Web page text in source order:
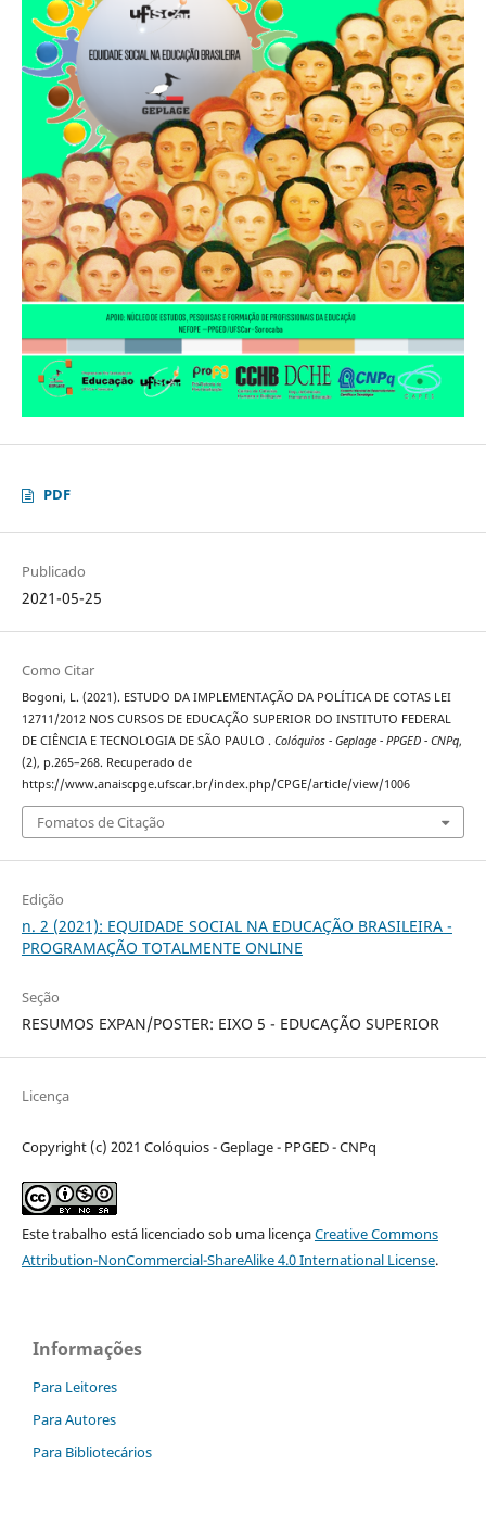
PDF
Publicado
2021-05-25
Como Citar
Bogoni, L. (2021). ESTUDO DA IMPLEMENTAÇÃO DA POLÍTICA DE COTAS LEI
12711/2012 NOS CURSOS DE EDUCAÇÃO SUPERIOR DO INSTITUTO FEDERAL
DE CIÊNCIA E TECNOLOGIA DE SÃO PAULO . Colóquios - Geplage - PPGED - CNPq,
(2), p.265–268. Recuperado de
https://www.anaiscpge.ufscar.br/index.php/CPGE/article/view/1006
Fomatos de Citação
Edição
n. 2 (2021): EQUIDADE SOCIAL NA EDUCAÇÃO BRASILEIRA -
PROGRAMAÇÃO TOTALMENTE ONLINE
Seção
RESUMOS EXPAN/POSTER: EIXO 5 - EDUCAÇÃO SUPERIOR
Licença
Copyright (c) 2021 Colóquios - Geplage - PPGED - CNPq
Este trabalho está licenciado sob uma licençaCreative Commons
Attribution-NonCommercial-ShareAlike 4.0 International License.
Informações
Para Leitores
Para Autores
Para Bibliotecários